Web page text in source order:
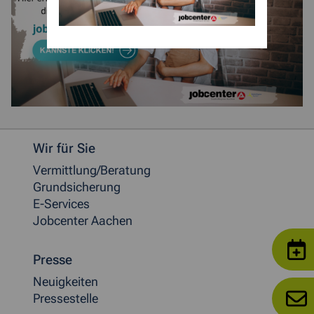
Weitere allgemeine Informationen
Wir für Sie
Vermittlung/Beratung
Grundsicherung
E-Services
Jobcenter Aachen
Presse
Neuigkeiten
Pressestelle